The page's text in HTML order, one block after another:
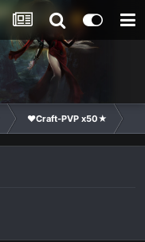
❤Craft-PVP x50★